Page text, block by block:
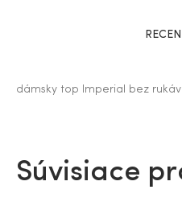
dámsky top Imperial bez
Súvisiace